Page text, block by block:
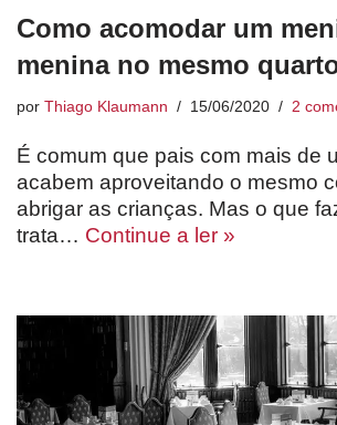
Como acomodar um
menina no mesmo
por Thiago Klaumann 15/06/2020 2
É comum que pais com mais de
acabem aproveitando o mesmo
abrigar as crianças. Mas o que
trata… Continue a ler »